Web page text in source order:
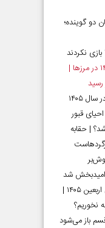
دو گوینده؛
آغاز رسمی برنامه‌های اربعین ۱۴۰۵ در مرز‌ها |
قیمت قبر در بهشت زهرا (س) در سال ۱۴۰۵
قبور
| حقابه
شد
توصیه‌های تغذیه‌ای برای زائران اربعین ۱۴۰۵ |
نخوریم؟